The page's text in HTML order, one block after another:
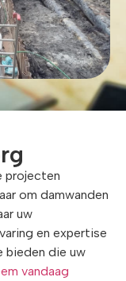
projecten
om damwanden
uw
en expertise
bieden die uw
vandaag